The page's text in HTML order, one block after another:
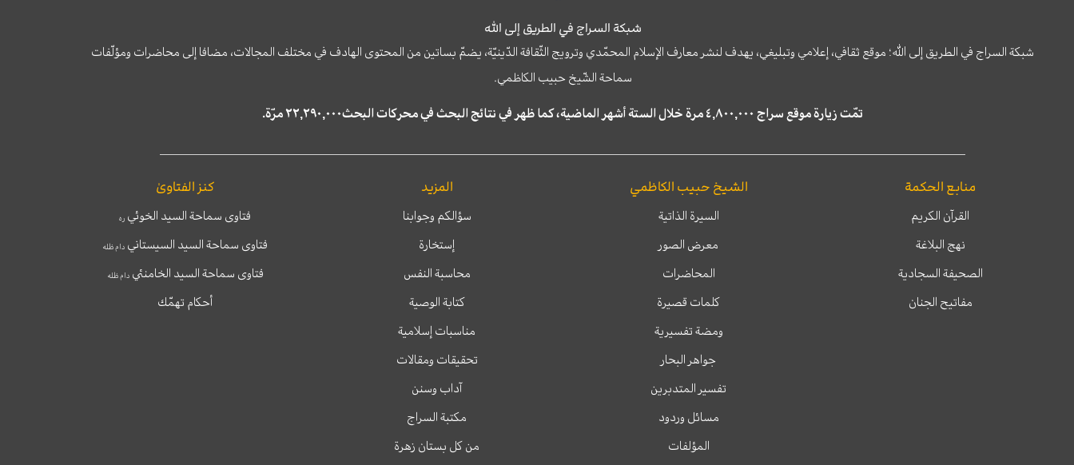
شبكة السراج في الطريق إلى الله
شبكة السراج في الطريق إلى الله؛ موقع ثقافي، إعلامي وتبليغي، يهدف لنشر معارف الإسلام المحمّدي وترويج الثّقافة الدّينيّة، يضمّ بساتين من المحتوى الهادف في مختلف المجالات، مضافا إلى محاضرات ومؤلّفات
سماحة الشّيخ حبيب الكاظمي.
تمّت زيارة موقع سراج ٤,٨٠٠,٠٠٠ مرة خلال الستة أشهر الماضية، كما ظهر في نتائج البحث في محركات البحث٢٢,٢٩٠,٠٠٠ مرّة.
منابع الحكمة
القرآن الكريم
نهج البلاغة
الصحيفة السجادية
مفاتيح الجنان
الشيخ حبيب الكاظمي
السيرة الذاتية
معرض الصور
المحاضرات
كلمات قصيرة
ومضة تفسيرية
جواهر البحار
تفسير المتدبرين
مسائل وردود
المؤلفات
المزيد
سؤالكم وجوابنا
إستخارة
محاسبة النفس
كتابة الوصية
مناسبات إسلامية
تحقيقات ومقالات
آداب وسنن
مكتبة السراج
من كل بستان زهرة
كنز الفتاوىٰ
فتاوى سماحة السيد الخوئي ره
فتاوى سماحة السيد السيستاني دام ظله
فتاوى سماحة السيد الخامنئيدام ظله
أحكام تهمّك